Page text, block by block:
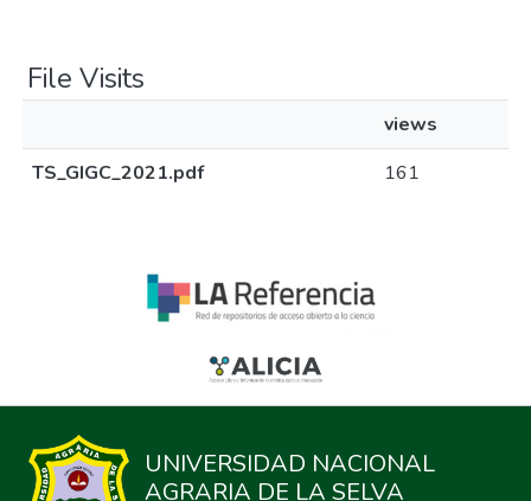
File Visits
views
TS_GIGC_2021.pdf
161
UNIVERSIDAD NACIONAL
AGRARIA DE LA SELVA